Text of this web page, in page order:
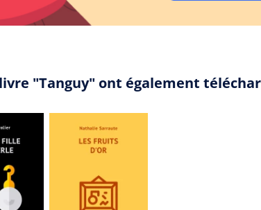
"Tanguy" ont également